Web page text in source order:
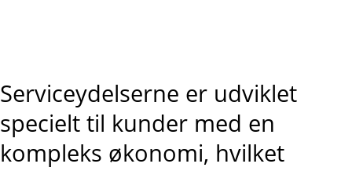
Serviceydelserne er udviklet
specielt til kunder med en
kompleks økonomi, hvilket